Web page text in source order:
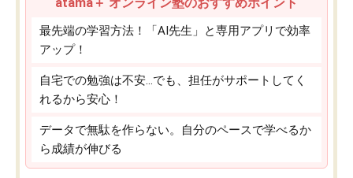
最先端の学習方法！「AI先生」と専用アプリで効率
アップ！
自宅での勉強は不安…でも、担任がサポートしてく
れるから安心！
データで無駄を作らない。自分のペースで学べるか
ら成績が伸びる